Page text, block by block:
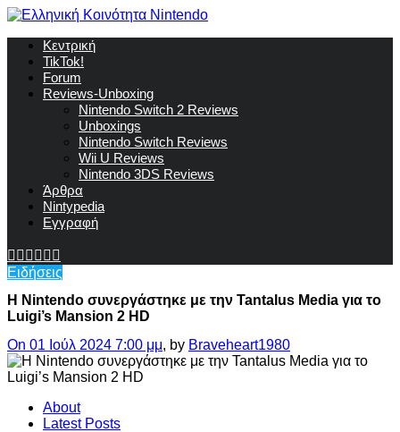
Κεντρική
TikTok!
Forum
Reviews-Unboxing
Nintendo Switch 2 Reviews
Unboxings
Nintendo Switch Reviews
Wii U Reviews
Nintendo 3DS Reviews
Άρθρα
Nintypedia
Εγγραφή
Ειδήσεις
Η Nintendo συνεργάστηκε με την Tantalus Media για το
Luigi’s Mansion 2 HD
On 01 Ιούλ 2024 7:00 μμ, by Braveheart1980
About
Latest Posts